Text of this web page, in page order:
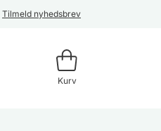
Tilmeld nyhedsbrev
Kurv